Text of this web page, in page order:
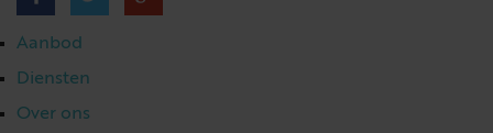
Aanbod
Diensten
Over ons